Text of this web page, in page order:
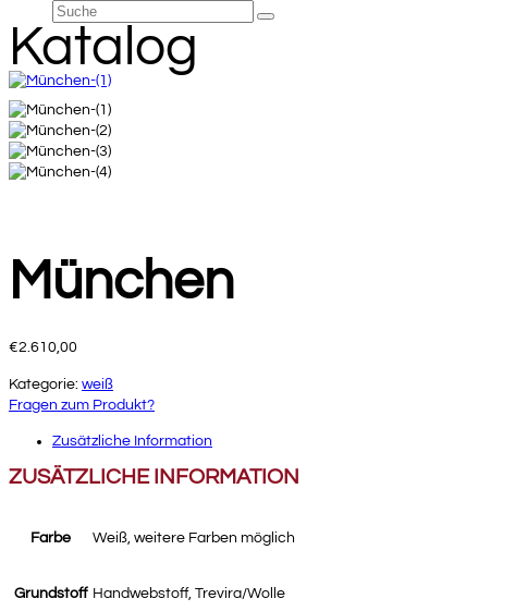
Suche
Senden
Katalog
München
€2.610,00
Kategorie: weiß
Fragen zum Produkt?
Zusätzliche Information
ZUSÄTZLICHE INFORMATION
Farbe Weiß, weitere Farben möglich
Grundstoff Handwebstoff, Trevira/Wolle